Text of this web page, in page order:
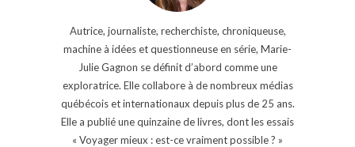
Autrice, journaliste, recherchiste, chroniqueuse,
machine à idées et questionneuse en série, Marie-
Julie Gagnon se définit d’abord comme une
exploratrice. Elle collabore à de nombreux médias
québécois et internationaux depuis plus de 25 ans.
Elle a publié une quinzaine de livres, dont les essais
« Voyager mieux : est-ce vraiment possible ? »